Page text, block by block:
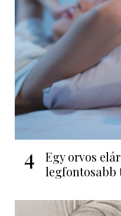
4
Egy orvos
legfontosabb